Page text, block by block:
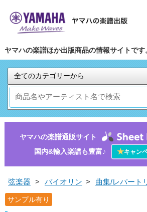
ヤマハの楽譜ほか出版商品の情報サイトです
ヤマハの楽譜通販サイト
国内&輸入楽譜も豊富♪
★キャン
弦楽器 > バイオリン > 曲集/レパート
サンプル有り